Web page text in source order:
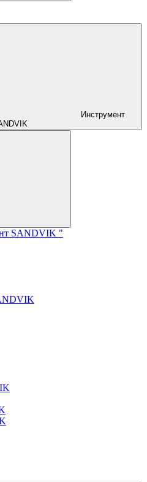
Инструмент
SANDVIK "